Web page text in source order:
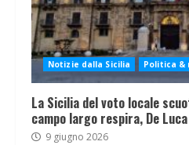
Notizie dalla Sicilia Politica &
La Sicilia del voto locale
campo largo respira, De
9 giugno 2026